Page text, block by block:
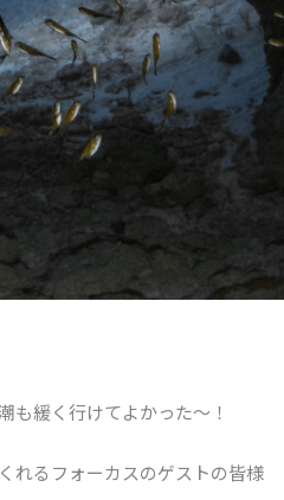
も緩く行けてよかった〜！
れるフォーカスのゲストの皆様